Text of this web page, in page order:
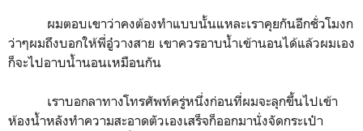
ผมตอบเขาว่าคงต้องทำแบบนั้นแหละเราคุยกันอีกชั่วโมงก
ว่าๆผมถึงบอกให้พี่อู๋วางสาย เขาควรอาบน้ำเข้านอนได้แล้วผมเอง
ก็จะไปอาบน้ำนอนเหมือนกัน
เราบอกลาทางโทรศัพท์ครู่หนึ่งก่อนที่ผมจะลุกขึ้นไปเข้า
ห้องน้ำหลังทำความสะอาดตัวเองเสร็จก็ออกมานั่งจัดกระเป๋า